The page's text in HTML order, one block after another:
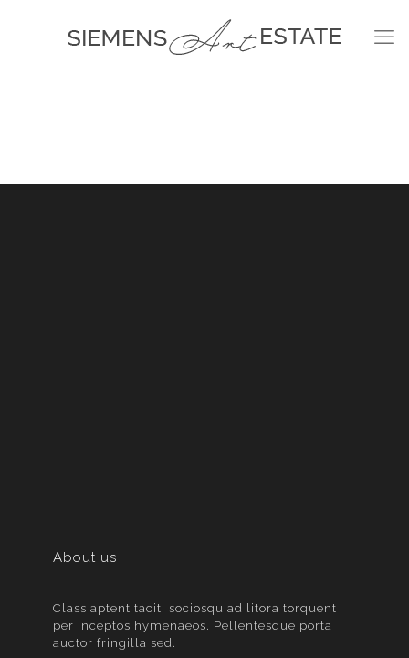
About us
Class aptent taciti sociosqu ad litora torquent
per inceptos hymenaeos. Pellentesque porta
auctor fringilla sed.